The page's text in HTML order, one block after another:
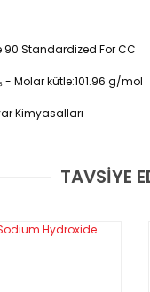
90 Standardized For CC
- Molar kütle:101.96 g/mol
Kimyasalları
Bu ürüne
TAVSİYE